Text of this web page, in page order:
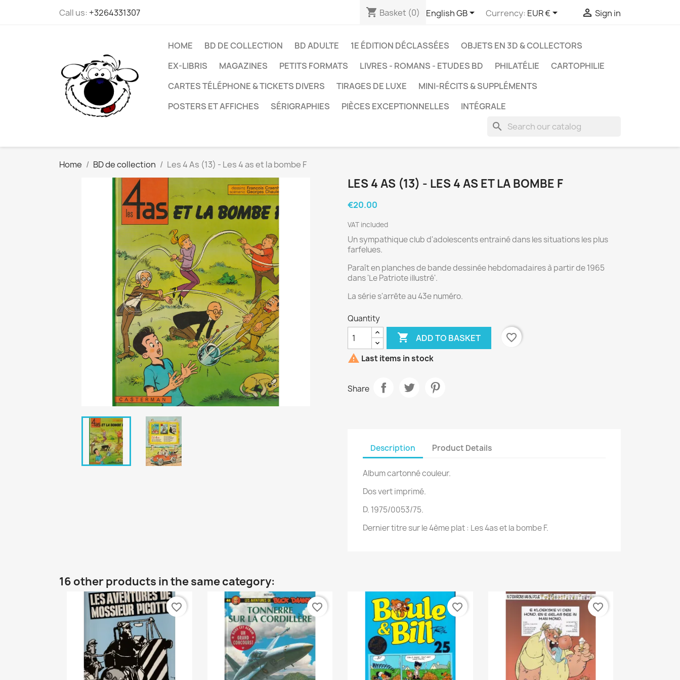
Call us: +3264331307 shopping_cart Basket (0) English GB Currency: EUR €  Sign in
HOME BD DE COLLECTION BD ADULTE 1E ÉDITION DÉCLASSÉES
OBJETS EN 3D & COLLECTORS
EX-LIBRIS
MAGAZINES PETITS FORMATS LIVRES - ROMANS - ETUDES BD PHILATÉLIE
CARTOPHILIE
CARTES TÉLÉPHONE & TICKETS DIVERS
TIRAGES DE LUXE
MINI-RÉCITS & SUPPLÉMENTS
POSTERS ET AFFICHES
SÉRIGRAPHIES PIÈCES EXCEPTIONNELLES INTÉGRALE
search
Home BD de collection Les 4 As (13) - Les 4 as et la bombe F
LES 4 AS (13) - LES 4 AS ET LA BOMBE F
€20.00
VAT included
Un sympathique club d'adolescents entrainé dans les situations les plus
farfelues.
Paraît en planches de bande dessinée hebdomadaires à partir de 1965
dans 'Le Patriote illustré'.
La série s'arrête au 43e numéro.
Quantity
 ADD TO BASKET
favorite_border
 Last items in stock
Share
Description Product Details
Album cartonné couleur.
Dos vert imprimé.
D. 1975/0053/75.
Dernier titre sur le 4ème plat : Les 4as et la bombe F.
16 other products in the same category:
favorite_border favorite_border favorite_border favorite_border